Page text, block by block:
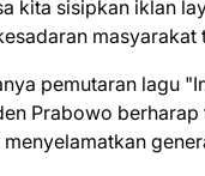
kita sisipkan iklan
pemutaran lagu
Prabowo
menyelamatkan